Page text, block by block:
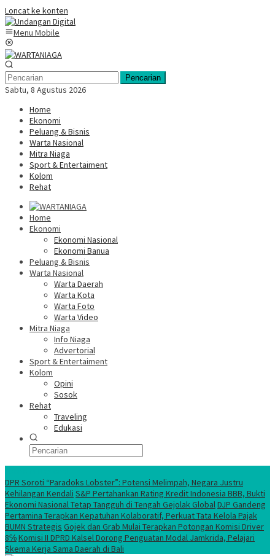
Loncat ke konten
Menu Mobile
Pencarian
Sabtu, 8 Agustus 2026
Home
Ekonomi
Peluang & Bisnis
Warta Nasional
Mitra Niaga
Sport & Entertaiment
Kolom
Rehat
Home
Ekonomi
Ekonomi Nasional
Ekonomi Banua
Peluang & Bisnis
Warta Nasional
Warta Daerah
Warta Kota
Warta Foto
Warta Video
Mitra Niaga
Info Niaga
Advertorial
Sport & Entertaiment
Kolom
Opini
Sosok
Rehat
Traveling
Edukasi
DPR Soroti “Paradoks Lobster”: Potensi Melimpah, Negara Justru
Kehilangan Kendali S&P Pertahankan Rating Kredit Indonesia BBB, Bukti
Ekonomi Nasional Tetap Tangguh di Tengah Gejolak GlobalDJP Gandeng
Pertamina Terapkan Kepatuhan Kolaboratif, Perkuat Tata Kelola Pajak
BUMN Strategis Gojek dan Grab Mulai Terapkan Potongan Komisi Driver
8℅Komisi II DPRD Kalsel Dorong Penguatan Modal Jamkrida, Pelajari
Skema Kerja Sama Daerah di Bali